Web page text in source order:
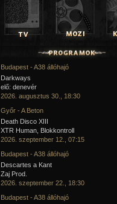
Budapest - A38 állóhajó
Darkways
elő: denevér
2026. augusztus 30., 18:30
Győr - A Beton
Death Disco XIII
XTR Human, Blokkontroll
2026. szeptember 12., 07:15
Budapest - A38 állóhajó
Descartes a Kant
Zaj Prod.
2026. szeptember 22., 18:30
Budapest - A38 állóhajó